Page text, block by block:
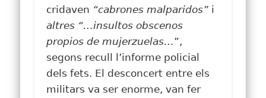
cridaven “cabrones malparidos” i
altres “…insultos obscenos
propios de mujerzuelas…”,
segons recull l’informe policial
dels fets. El desconcert entre els
militars va ser enorme, van fer